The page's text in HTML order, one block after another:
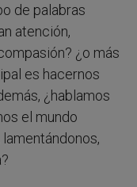
de palabras
atención,
¿o más
es hacernos
¿hablamos
el mundo